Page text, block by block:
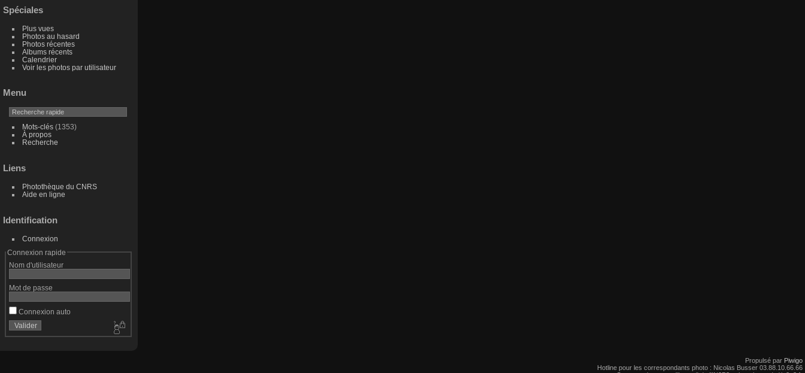
Spéciales
Plus vues
Photos au hasard
Photos récentes
Albums récents
Calendrier
Voir les photos par utilisateur
Menu
Mots-clés(1353)
À propos
Recherche
Liens
Photothèque du CNRS
Aide en ligne
Identification
Connexion
Connexion rapide
Nom d'utilisateur
Mot de passe
Connexion auto
Propulsé par Piwigo
Hotline pour les correspondants photo : Nicolas Busser 03.88.10.66.66